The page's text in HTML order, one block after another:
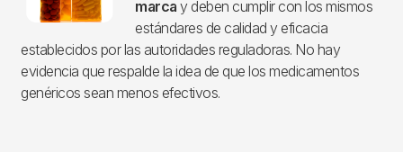
marca y deben cumplir con los mismos
estándares de calidad y eficacia
establecidos por las autoridades reguladoras. No hay
evidencia que respalde la idea de que los medicamentos
genéricos sean menos efectivos.